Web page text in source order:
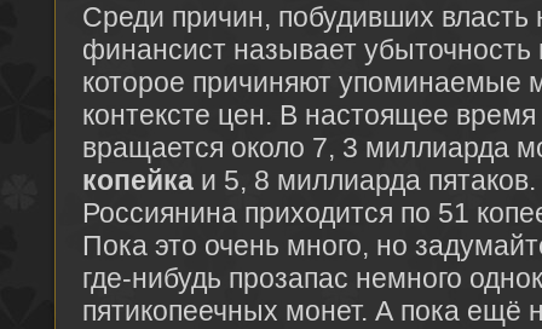
Среди причин, побудивших
финансист называет убыточность
которое причиняют упоминаемые
контексте цен. В настоящее
вращается около 7, 3 миллиарда
копейка и 5, 8 миллиарда
Россиянина приходится по 51
Пока это очень много, но
где-нибудь прозапас немного
пятикопеечных монет. А пока ещё